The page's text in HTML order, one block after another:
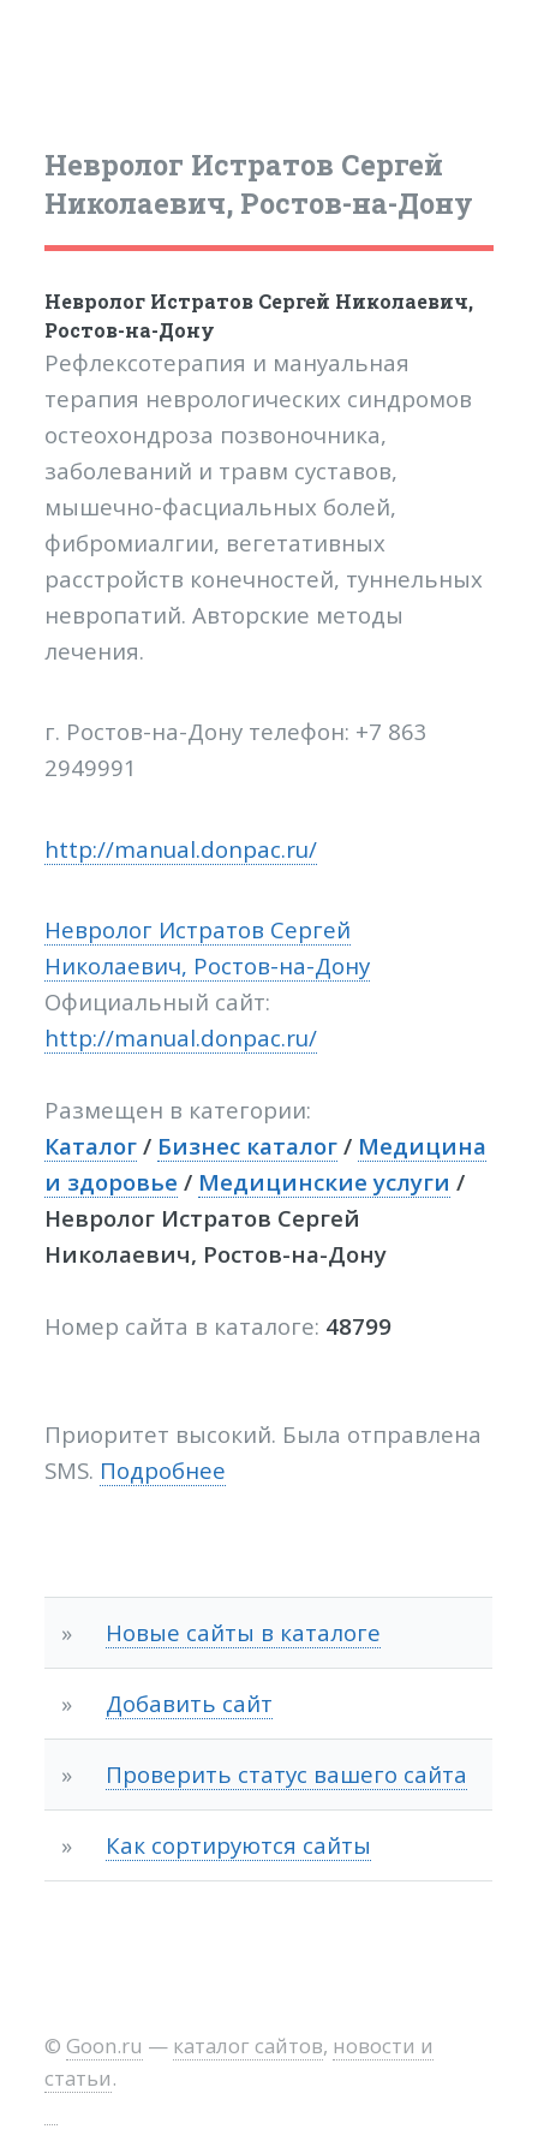
Невролог Истратов Сергей
Николаевич, Ростов-на-Дону
Невролог Истратов Сергей Николаевич,
Ростов-на-Дону
Рефлексотерапия и мануальная
терапия неврологических синдромов
остеохондроза позвоночника,
заболеваний и травм суставов,
мышечно-фасциальных болей,
фибромиалгии, вегетативных
расстройств конечностей, туннельных
невропатий. Авторские методы
лечения.
г. Ростов-на-Дону телефон: +7 863
2949991
http://manual.donpac.ru/
Невролог Истратов Сергей
Николаевич, Ростов-на-Дону
Официальный сайт:
http://manual.donpac.ru/
Размещен в категории:
Каталог / Бизнес каталог / Медицина
и здоровье / Медицинские услуги /
Невролог Истратов Сергей
Николаевич, Ростов-на-Дону
Номер сайта в каталоге: 48799
Приоритет высокий. Была отправлена
SMS. Подробнее
» Новые сайты в каталоге
» Добавить сайт
» Проверить статус вашего сайта
» Как сортируются сайты
©Goon.ru — каталог сайтов, новости и
статьи.